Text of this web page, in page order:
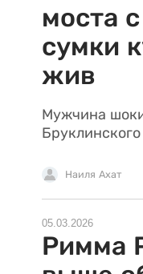
моста
сумки
жив
Мужчина
Наиля Ахат
05.03.2026
Римма